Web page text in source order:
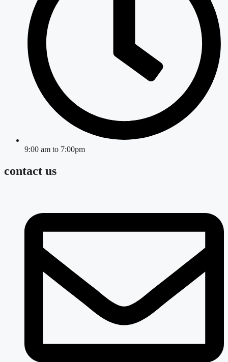
9:00 am to 7:00pm
contact us